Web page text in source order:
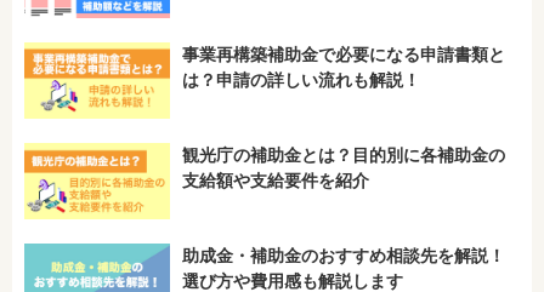
事業再構築補助金で必要になる申請書類と
は？申請の詳しい流れも解説！
観光庁の補助金とは？目的別に各補助金の
支給額や支給要件を紹介
助成金・補助金のおすすめ相談先を解説！
選び方や費用感も解説します